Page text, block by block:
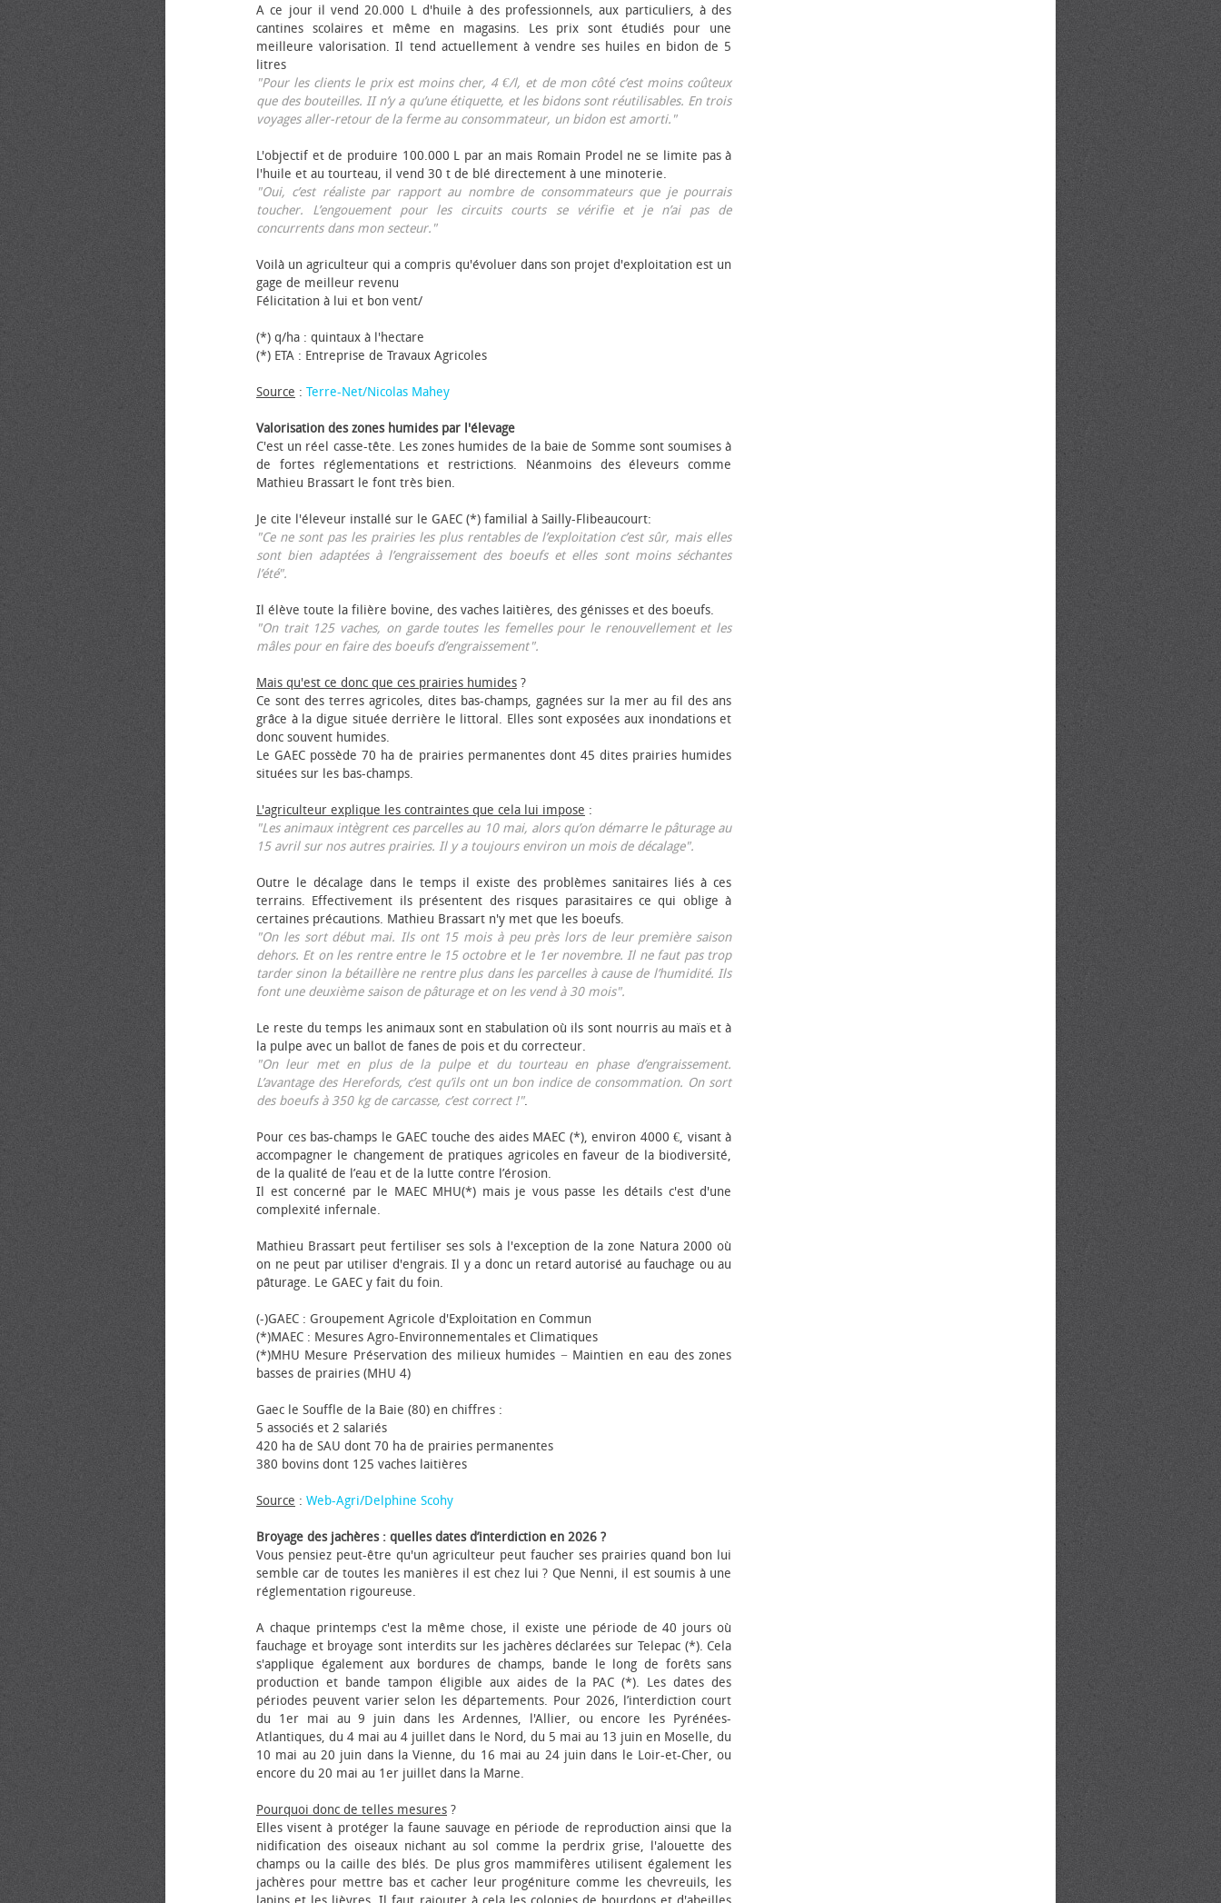
A ce jour il vend 20.000 L d'huile à des professionnels, aux particuliers, à des
cantines scolaires et même en magasins. Les prix sont étudiés pour une
meilleure valorisation. Il tend actuellement à vendre ses huiles en bidon de 5
litres
"Pour les clients le prix est moins cher, 4 €/l, et de mon côté c’est moins coûteux
que des bouteilles. II n’y a qu’une étiquette, et les bidons sont réutilisables. En trois
voyages aller-retour de la ferme au consommateur, un bidon est amorti."
L'objectif et de produire 100.000 L par an mais Romain Prodel ne se limite pas à
l'huile et au tourteau, il vend 30 t de blé directement à une minoterie.
"Oui, c’est réaliste par rapport au nombre de consommateurs que je pourrais
toucher. L’engouement pour les circuits courts se vérifie et je n’ai pas de
concurrents dans mon secteur."
Voilà un agriculteur qui a compris qu'évoluer dans son projet d'exploitation est un
gage de meilleur revenu
Félicitation à lui et bon vent/
(*) q/ha : quintaux à l'hectare
(*) ETA : Entreprise de Travaux Agricoles
Source : Terre-Net/Nicolas Mahey
Valorisation des zones humides par l'élevage
C'est un réel casse-tête. Les zones humides de la baie de Somme sont soumises à
de fortes réglementations et restrictions. Néanmoins des éleveurs comme
Mathieu Brassart le font très bien.
Je cite l'éleveur installé sur le GAEC (*) familial à Sailly-Flibeaucourt:
"Ce ne sont pas les prairies les plus rentables de l’exploitation c’est sûr, mais elles
sont bien adaptées à l’engraissement des bœufs et elles sont moins séchantes
l’été".
Il élève toute la filière bovine, des vaches laitières, des génisses et des bœufs.
"On trait 125 vaches, on garde toutes les femelles pour le renouvellement et les
mâles pour en faire des bœufs d’engraissement".
Mais qu'est ce donc que ces prairies humides ?
Ce sont des terres agricoles, dites bas-champs, gagnées sur la mer au fil des ans
grâce à la digue située derrière le littoral. Elles sont exposées aux inondations et
donc souvent humides.
Le GAEC possède 70 ha de prairies permanentes dont 45 dites prairies humides
situées sur les bas-champs.
L'agriculteur explique les contraintes que cela lui impose :
"Les animaux intègrent ces parcelles au 10 mai, alors qu’on démarre le pâturage au
15 avril sur nos autres prairies. Il y a toujours environ un mois de décalage".
Outre le décalage dans le temps il existe des problèmes sanitaires liés à ces
terrains. Effectivement ils présentent des risques parasitaires ce qui oblige à
certaines précautions. Mathieu Brassart n'y met que les bœufs.
"On les sort début mai. Ils ont 15 mois à peu près lors de leur première saison
dehors. Et on les rentre entre le 15 octobre et le 1er novembre. Il ne faut pas trop
tarder sinon la bétaillère ne rentre plus dans les parcelles à cause de l’humidité. Ils
font une deuxième saison de pâturage et on les vend à 30 mois".
Le reste du temps les animaux sont en stabulation où ils sont nourris au maïs et à
la pulpe avec un ballot de fanes de pois et du correcteur.
"On leur met en plus de la pulpe et du tourteau en phase d’engraissement.
L’avantage des Herefords, c’est qu’ils ont un bon indice de consommation. On sort
des bœufs à 350 kg de carcasse, c’est correct !".
Pour ces bas-champs le GAEC touche des aides MAEC (*), environ 4000 €, visant à
accompagner le changement de pratiques agricoles en faveur de la biodiversité,
de la qualité de l’eau et de la lutte contre l’érosion.
Il est concerné par le MAEC MHU(*) mais je vous passe les détails c'est d'une
complexité infernale.
Mathieu Brassart peut fertiliser ses sols à l'exception de la zone Natura 2000 où
on ne peut par utiliser d'engrais. Il y a donc un retard autorisé au fauchage ou au
pâturage. Le GAEC y fait du foin.
(-)GAEC : Groupement Agricole d'Exploitation en Commun
(*)MAEC : Mesures Agro-Environnementales et Climatiques
(*)MHU Mesure Préservation des milieux humides − Maintien en eau des zones
basses de prairies (MHU 4)
Gaec le Souffle de la Baie (80) en chiffres :
5 associés et 2 salariés
420 ha de SAU dont 70 ha de prairies permanentes
380 bovins dont 125 vaches laitières
Source : Web-Agri/Delphine Scohy
Broyage des jachères : quelles dates d’interdiction en 2026 ?
Vous pensiez peut-être qu'un agriculteur peut faucher ses prairies quand bon lui
semble car de toutes les manières il est chez lui ? Que Nenni, il est soumis à une
réglementation rigoureuse.
A chaque printemps c'est la même chose, il existe une période de 40 jours où
fauchage et broyage sont interdits sur les jachères déclarées sur Telepac (*). Cela
s'applique également aux bordures de champs, bande le long de forêts sans
production et bande tampon éligible aux aides de la PAC (*). Les dates des
périodes peuvent varier selon les départements. Pour 2026, l’interdiction court
du 1er mai au 9 juin dans les Ardennes, l'Allier, ou encore les Pyrénées-
Atlantiques, du 4 mai au 4 juillet dans le Nord, du 5 mai au 13 juin en Moselle, du
10 mai au 20 juin dans la Vienne, du 16 mai au 24 juin dans le Loir-et-Cher, ou
encore du 20 mai au 1er juillet dans la Marne.
Pourquoi donc de telles mesures ?
Elles visent à protéger la faune sauvage en période de reproduction ainsi que la
nidification des oiseaux nichant au sol comme la perdrix grise, l'alouette des
champs ou la caille des blés. De plus gros mammifères utilisent également les
jachères pour mettre bas et cacher leur progéniture comme les chevreuils, les